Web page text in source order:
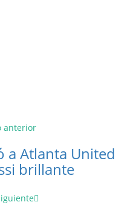
anterior
a Atlanta United
brillante